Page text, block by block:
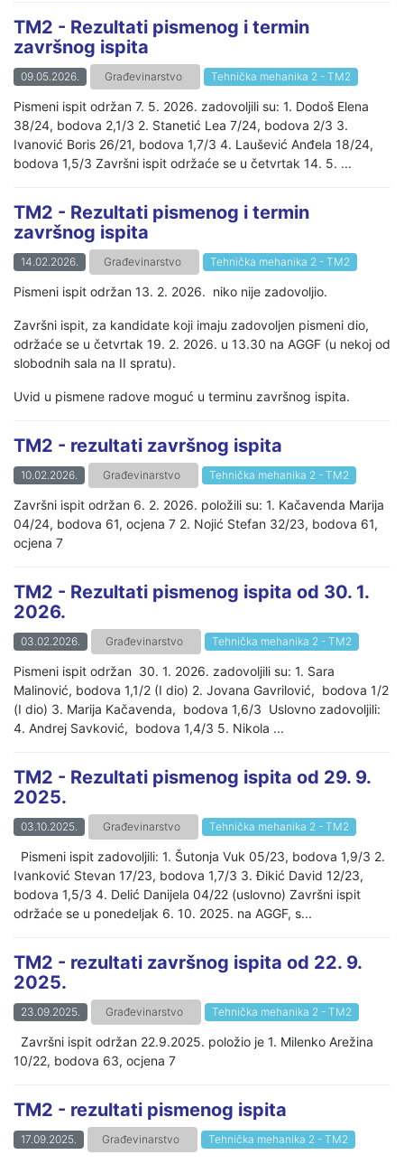
TM2 - Rezultati pismenog i termin
završnog ispita
09.05.2026. Građevinarstvo Tehnička mehanika 2 - TM2
Pismeni ispit održan 7. 5. 2026. zadovoljili su: 1. Dodoš Elena
38/24, bodova 2,1/3 2. Stanetić Lea 7/24, bodova 2/3 3.
Ivanović Boris 26/21, bodova 1,7/3 4. Laušević Anđela 18/24,
bodova 1,5/3 Završni ispit održaće se u četvrtak 14. 5. ...
TM2 - Rezultati pismenog i termin
završnog ispita
14.02.2026. Građevinarstvo Tehnička mehanika 2 - TM2
Pismeni ispit održan 13. 2. 2026. niko nije zadovoljio.
Završni ispit, za kandidate koji imaju zadovoljen pismeni dio,
održaće se u četvrtak 19. 2. 2026. u 13.30 na AGGF (u nekoj od
slobodnih sala na II spratu).
Uvid u pismene radove moguć u terminu završnog ispita.
TM2 - rezultati završnog ispita
10.02.2026. Građevinarstvo Tehnička mehanika 2 - TM2
Završni ispit održan 6. 2. 2026. položili su: 1. Kačavenda Marija
04/24, bodova 61, ocjena 7 2. Nojić Stefan 32/23, bodova 61,
ocjena 7
TM2 - Rezultati pismenog ispita od 30. 1.
2026.
03.02.2026. Građevinarstvo Tehnička mehanika 2 - TM2
Pismeni ispit održan 30. 1. 2026. zadovoljili su: 1. Sara
Malinović, bodova 1,1/2 (I dio) 2. Jovana Gavrilović, bodova 1/2
(I dio) 3. Marija Kačavenda, bodova 1,6/3 Uslovno zadovoljili:
4. Andrej Savković, bodova 1,4/3 5. Nikola ...
TM2 - Rezultati pismenog ispita od 29. 9.
2025.
03.10.2025. Građevinarstvo Tehnička mehanika 2 - TM2
Pismeni ispit zadovoljili: 1. Šutonja Vuk 05/23, bodova 1,9/3 2.
Ivanković Stevan 17/23, bodova 1,7/3 3. Đikić David 12/23,
bodova 1,5/3 4. Delić Danijela 04/22 (uslovno) Završni ispit
održaće se u ponedeljak 6. 10. 2025. na AGGF, s...
TM2 - rezultati završnog ispita od 22. 9.
2025.
23.09.2025. Građevinarstvo Tehnička mehanika 2 - TM2
Završni ispit održan 22.9.2025. položio je 1. Milenko Arežina
10/22, bodova 63, ocjena 7
TM2 - rezultati pismenog ispita
17.09.2025. Građevinarstvo Tehnička mehanika 2 - TM2